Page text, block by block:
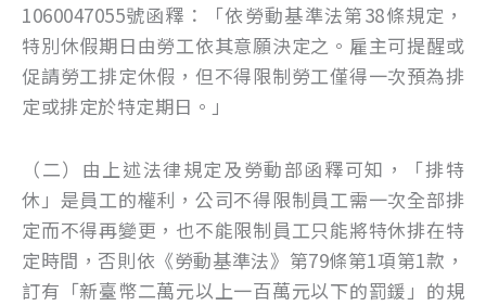
1060047055號函釋：「依勞動基準法第38條規定，
特別休假期日由勞工依其意願決定之。雇主可提醒或
促請勞工排定休假，但不得限制勞工僅得一次預為排
定或排定於特定期日。」
（二）由上述法律規定及勞動部函釋可知，「排特
休」是員工的權利，公司不得限制員工需一次全部排
定而不得再變更，也不能限制員工只能將特休排在特
定時間，否則依《勞動基準法》第79條第1項第1款，
訂有「新臺幣二萬元以上一百萬元以下的罰鍰」的規